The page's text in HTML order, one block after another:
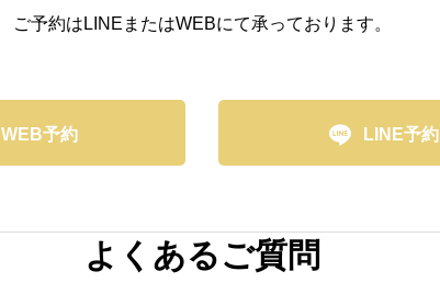
ご予約はLINEまたはWEBにて承っております。
WEB予約  LINE予約
よくあるご質問